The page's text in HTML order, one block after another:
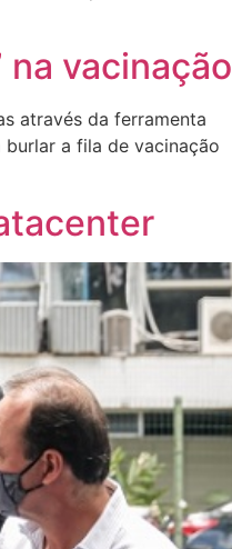
vacinação
através da ferramenta
burlar a fila de vacinação